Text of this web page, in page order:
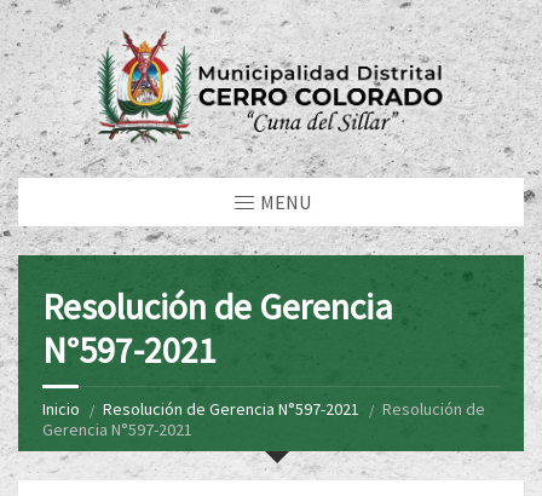
MENU
Resolución de Gerencia
N°597-2021
Inicio Resolución de Gerencia N°597-2021
Resolución de
Gerencia N°597-2021